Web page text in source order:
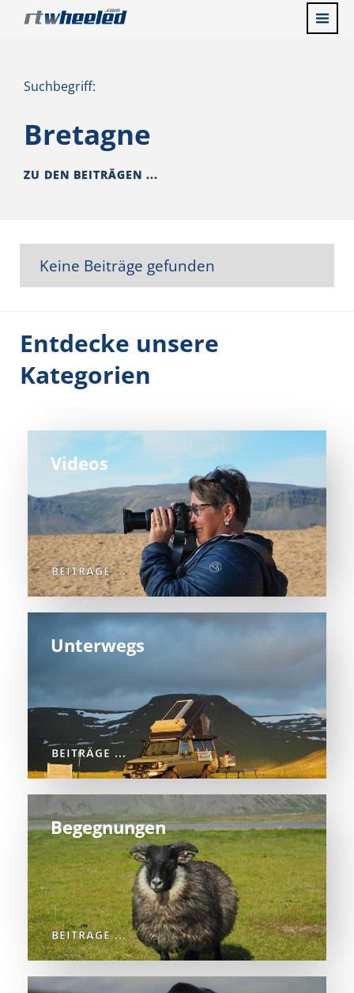
Suchbegriff:
Bretagne
ZU DEN BEITRÄGEN ...
Keine Beiträge gefunden
Entdecke unsere
Kategorien
Videos
BEITRÄGE ...
Unterwegs
BEITRÄGE ...
Begegnungen
BEITRÄGE ...